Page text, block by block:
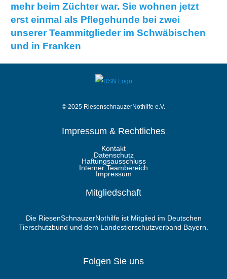
mehr beim Züchter war. Sie wohnen jetzt
erst einmal als Pflegehunde bei zwei
unserer Teammitglieder im Schwäbischen
und in Franken
© 2025 RiesenschnauzerNothilfe e.V.
Impressum & Rechtliches
Kontakt
Datenschutz
Haftungsausschluss
Interner Teambereich
Impressum
Mitgliedschaft
Die RiesenSchnauzerNothilfe ist Mitglied im Deutschen
Tierschutzbund und dem Landestierschutzverband Bayern.
Folgen Sie uns